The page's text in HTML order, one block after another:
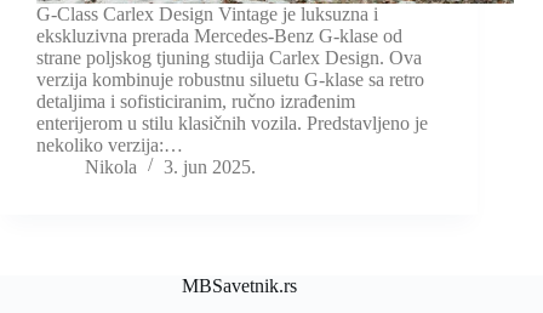
G-Class Carlex Design Vintage je luksuzna i
ekskluzivna prerada Mercedes-Benz G-klase od
strane poljskog tjuning studija Carlex Design. Ova
verzija kombinuje robustnu siluetu G-klase sa retro
detaljima i sofisticiranim, ručno izrađenim
enterijerom u stilu klasičnih vozila. Predstavljeno je
nekoliko verzija:…
Nikola
3. jun 2025.
MBSavetnik.rs